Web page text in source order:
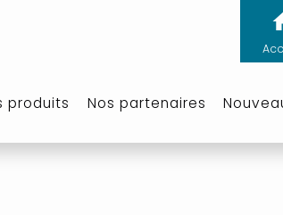
produits Nos partenaires